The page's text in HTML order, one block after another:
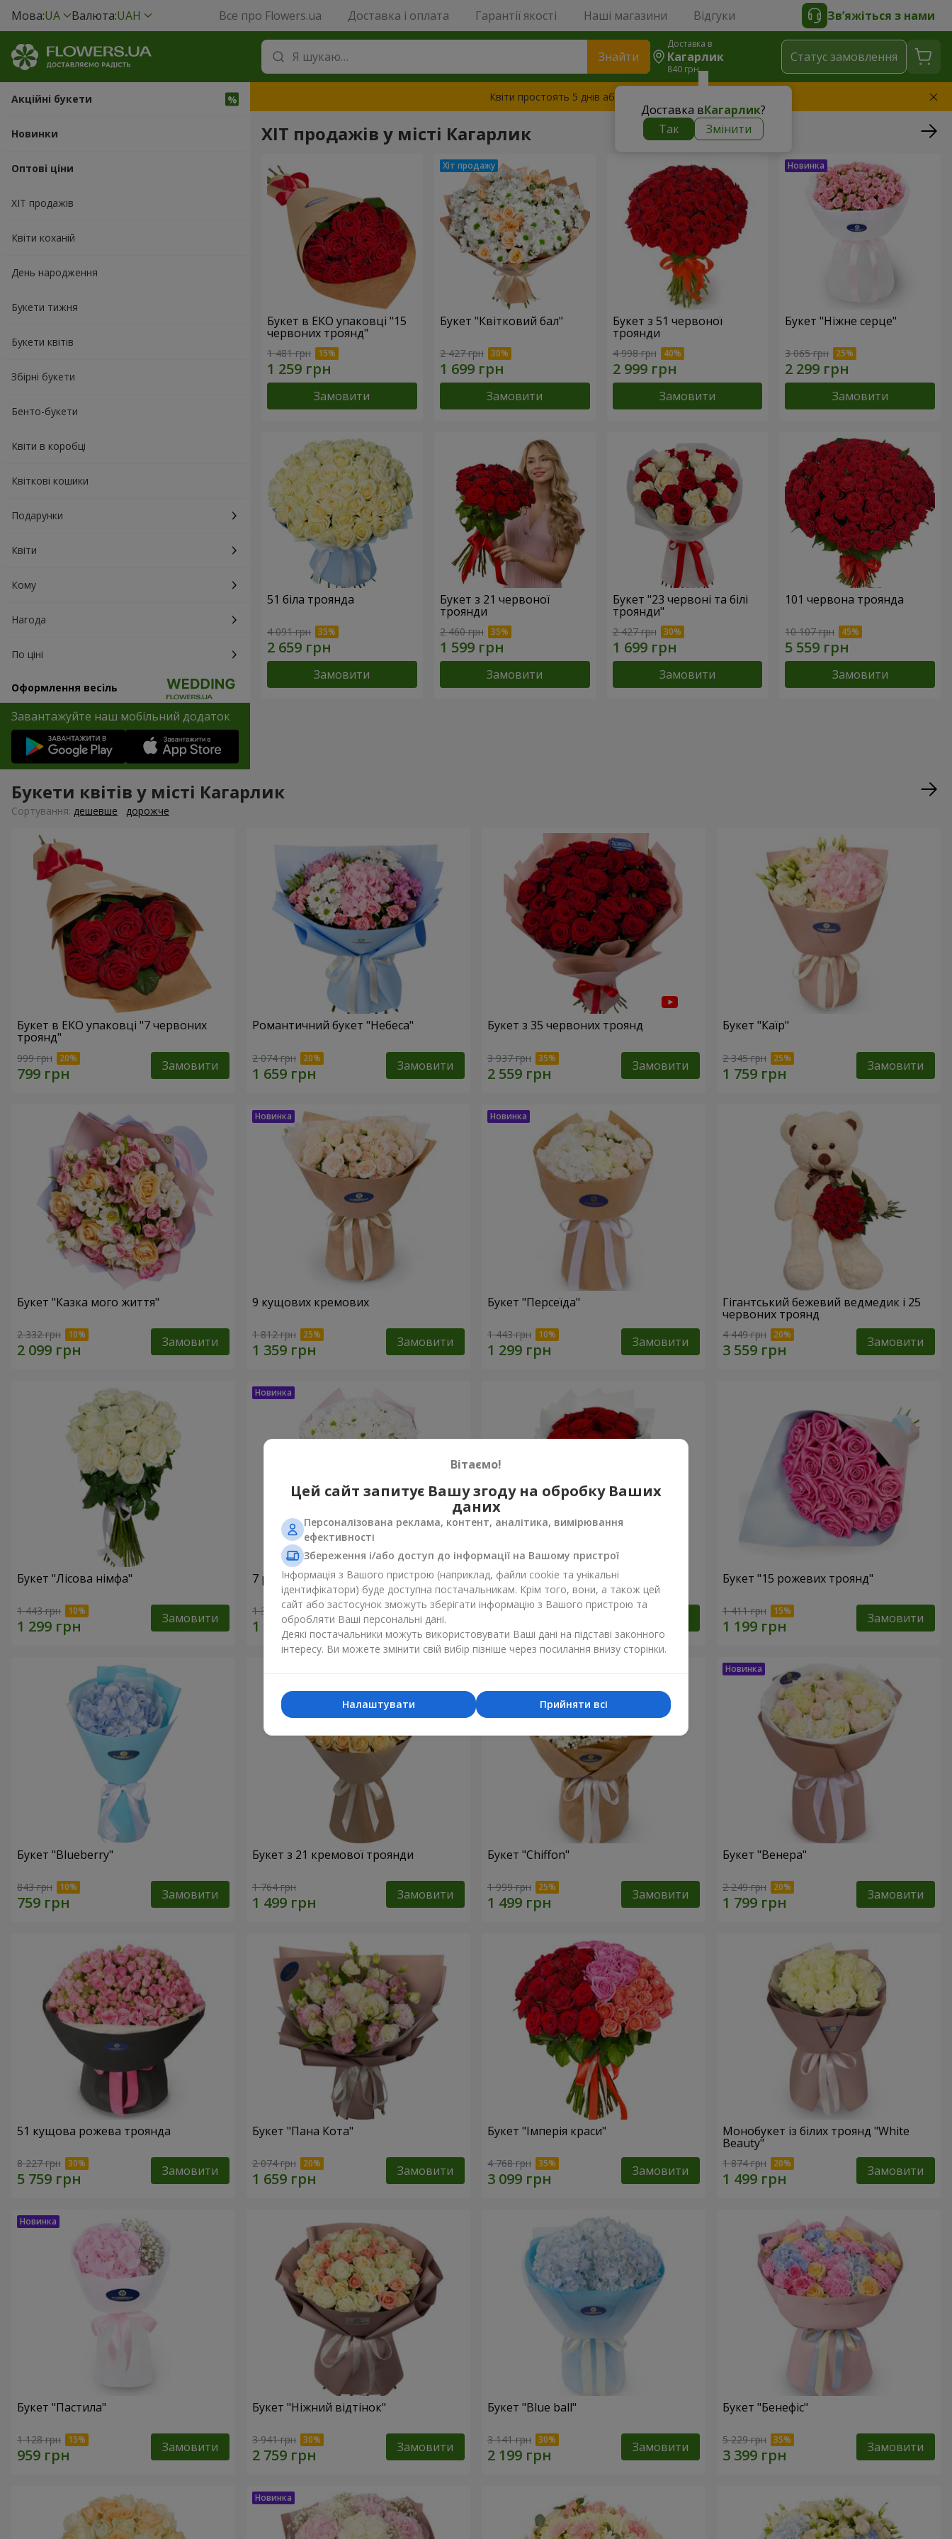
Мова:UA Валюта:UAH Все про Flowers.ua Доставка і оплата Гарантії якості Наші магазини Відгуки Зв’яжіться з нами
Знайти
Доставка в
Кагарлик
840 грн
Доставка вКагарлик?
Так
Змінити
Статус замовлення
Акційні букети
Новинки
Оптові ціни
ХІТ продажів
Квіти коханій
День народження
Букети тижня
Букети квітів
Збірні букети
Бенто-букети
Квіти в коробці
Квіткові кошики
Подарунки
Квіти
Кому
Нагода
По ціні
Оформлення весіль
Завантажуйте наш мобільний додаток
Квіти простоять 5 днів або замінимо букет
ХІТ продажів у місті Кагарлик
Букет в ЕКО упаковці "15
червоних троянд"
1 481 грн
Замовити
Букет "Квітковий бал"
2 427 грн
Замовити
Букет з 51 червоної
троянди
4 998 грн
Замовити
Букет "Ніжне серце"
3 065 грн
Замовити
51 біла троянда
4 091 грн
Замовити
Букет з 21 червоної
троянди
2 460 грн
Замовити
Букет "23 червоні та білі
троянди"
2 427 грн
Замовити
101 червона троянда
10 107 грн
Замовити
Букети квітів у місті Кагарлик
Сортування: дешевше дорожче
Букет в ЕКО упаковці "7 червоних
троянд"
999 грн Замовити
Романтичний букет "Небеса"
2 074 грн Замовити
Букет з 35 червоних троянд
3 937 грн Замовити
Букет "Каїр"
2 345 грн Замовити
Букет "Казка мого життя"
2 332 грн Замовити
9 кущових кремових
1 812 грн Замовити
Букет "Персеїда"
1 443 грн Замовити
Гігантський бежевий ведмедик і 25
червоних троянд
4 449 грн Замовити
Букет "Лісова німфа"
1 443 грн Замовити
7 ромашкових хризантем
1 364 грн Замовити
Монобукет з 11 червоних троянд
1 374 грн
Букет "15 рожевих троянд"
1 411 грн Замовити
Букет "Blueberry"
843 грн Замовити
Букет з 21 кремової троянди
1 764 грн Замовити
Букет "Chiffon"
1 999 грн Замовити
Букет "Венера"
2 249 грн Замовити
51 кущова рожева троянда
8 227 грн Замовити
Букет "Пана Кота"
2 074 грн Замовити
Букет "Імперія краси"
4 768 грн Замовити
Монобукет із білих троянд "White
Beauty"
1 874 грн Замовити
Букет "Пастила"
1 128 грн Замовити
Букет "Ніжний відтінок"
3 941 грн Замовити
Букет "Blue ball"
3 141 грн Замовити
Букет "Бенефіс"
5 229 грн Замовити
Вітаємо!
Цей сайт запитує Вашу згоду на обробку Ваших
даних
Персоналізована реклама, контент, аналітика, вимірювання
ефективності
Збереження і/або доступ до інформації на Вашому пристрої
Інформація з Вашого пристрою (наприклад, файли cookie та унікальні
ідентифікатори) буде доступна постачальникам. Крім того, вони, а також цей
сайт або застосунок зможуть зберігати інформацію з Вашого пристрою та
обробляти Ваші персональні дані.
Деякі постачальники можуть використовувати Ваші дані на підставі законного
інтересу. Ви можете змінити свій вибір пізніше через посилання внизу сторінки.
Прийняти всі
Налаштувати